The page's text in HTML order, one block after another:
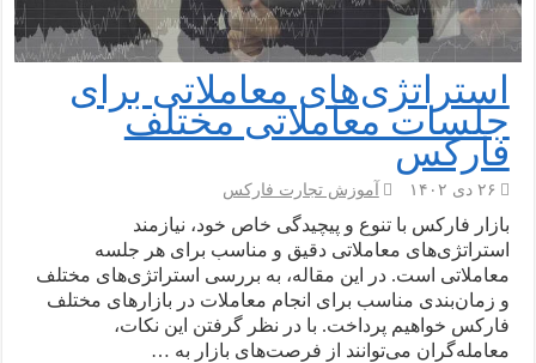
استراتژی‌های معاملاتی برای
جلسات معاملاتی مختلف
فارکس
۲۶ دی ۱۴۰۲ آموزش تجارت فارکس
بازار فارکس با تنوع و پیچیدگی خاص خود، نیازمند
استراتژی‌های معاملاتی دقیق و مناسب برای هر جلسه
معاملاتی است. در این مقاله، به بررسی استراتژی‌های مختلف
و زمان‌بندی مناسب برای انجام معاملات در بازارهای مختلف
فارکس خواهیم پرداخت. با در نظر گرفتن این نکات،
معامله‌گران می‌توانند از فرصت‌های بازار به …